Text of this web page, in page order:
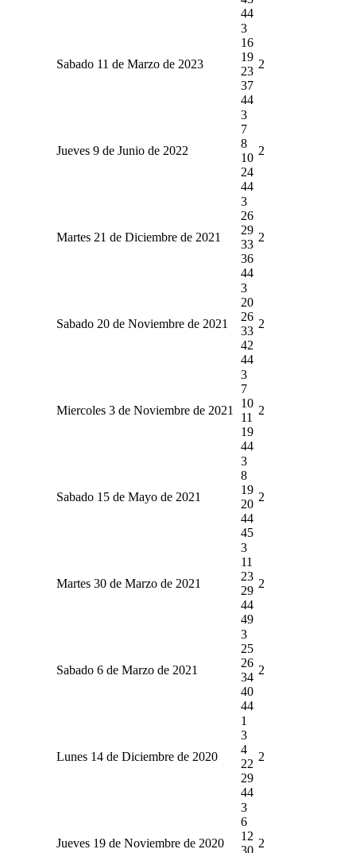
44
Sabado 11 de Marzo de 2023
3
16
19
23
37
44
2
Jueves 9 de Junio de 2022
3
7
8
10
24
44
2
Martes 21 de Diciembre de 2021
3
26
29
33
36
44
2
Sabado 20 de Noviembre de 2021
3
20
26
33
42
44
2
Miercoles 3 de Noviembre de 2021
3
7
10
11
19
44
2
Sabado 15 de Mayo de 2021
3
8
19
20
44
45
2
Martes 30 de Marzo de 2021
3
11
23
29
44
49
2
Sabado 6 de Marzo de 2021
3
25
26
34
40
44
2
Lunes 14 de Diciembre de 2020
1
3
4
22
29
44
2
Jueves 19 de Noviembre de 2020
3
6
12
30
2